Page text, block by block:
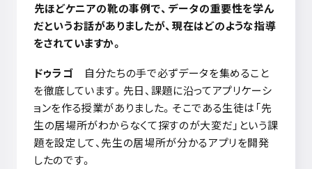
先ほどケニアの靴の事例で、データの重要性を学ん
だというお話がありましたが、現在はどのような指導
をされていますか。
ドゥラゴ 自分たちの手で必ずデータを集めること
を徹底しています。先日、課題に沿ってアプリケーシ
ョンを作る授業がありました。そこである生徒は「先
生の居場所がわからなくて探すのが大変だ」という課
題を設定して、先生の居場所が分かるアプリを開発
したのです。